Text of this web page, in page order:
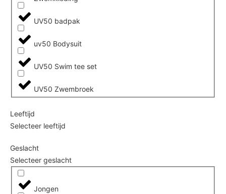
UV50 badpak
uv50 Bodysuit
UV50 Swim tee set
UV50 Zwembroek
Leeftijd
Selecteer leeftijd
Geslacht
Selecteer geslacht
Jongen